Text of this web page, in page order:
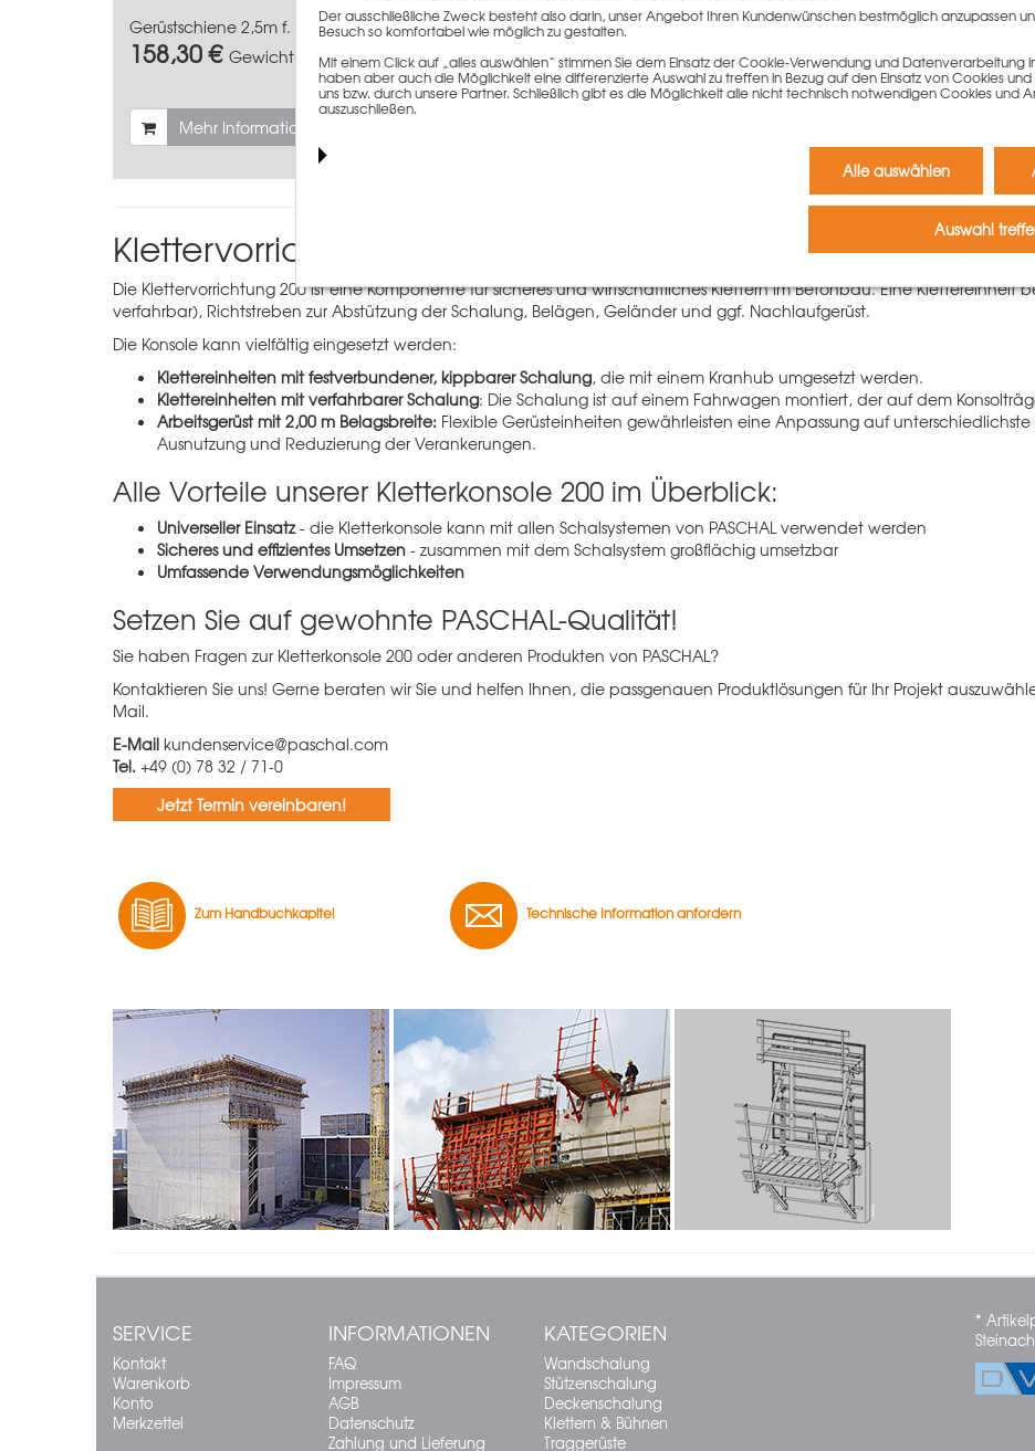
Gerüstschiene 2,5m f. Kk 2,0m kpl.
158,30 € Gewicht 20 kg
Mehr Informationen
Kletterkonsole 2,0m verf. kpl. f.
669,30 €Gewicht 61 kg
Zubehör Klettervorrichtung 200
ab 100,39 €
Klettervorrichtung 200 von PASCHAL
Die Klettervorrichtung 200 ist eine Komponente für sicheres und wirtschaftliches Klettern im Betonbau. Eine Klettereinheit
verfahrbar), Richtstreben zur Abstützung der Schalung, Belägen, Geländer und ggf. Nachlaufgerüst.
Die Konsole kann vielfältig eingesetzt werden:
Klettereinheiten mit festverbundener, kippbarer Schalung, die mit einem Kranhub umgesetzt werden.
Klettereinheiten mit verfahrbarer Schalung: Die Schalung ist auf einem Fahrwagen montiert, der auf dem
Arbeitsgerüst mit 2,00 m Belagsbreite: Flexible Gerüsteinheiten gewährleisten eine Anpassung auf
Ausnutzung und Reduzierung der Verankerungen.
Alle Vorteile unserer Kletterkonsole 200 im Überblick:
Universeller Einsatz- die Kletterkonsole kann mit allen Schalsystemen von PASCHAL verwendet werden
Sicheres und effizientes Umsetzen - zusammen mit dem Schalsystem großflächig umsetzbar
Umfassende Verwendungsmöglichkeiten
Setzen Sie auf gewohnte PASCHAL-Qualität!
Sie haben Fragen zur Kletterkonsole 200 oder anderen Produkten von PASCHAL?
Kontaktieren Sie uns! Gerne beraten wir Sie und helfen Ihnen, die passgenauen Produktlösungen für Ihr Projekt
Mail.
E-Mail kundenservice@paschal.com
Tel. +49 (0) 78 32 / 71-0
Jetzt Termin vereinbaren!
Zum Handbuchkapitel Technische Information anfordern
SERVICE
Kontakt
Warenkorb
Konto
Merkzettel
INFORMATIONEN
FAQ
Impressum
AGB
Datenschutz
Zahlung und Lieferung
KATEGORIEN
Wandschalung
Stützenschalung
Deckenschalung
Klettern & Bühnen
Traggerüste
*
Der ausschließliche Zweck besteht also darin, unser Angebot Ihren Kundenwünschen bestmöglich anzupassen
Besuch so komfortabel wie möglich zu gestalten.
Mit einem Click auf „alles auswählen“ stimmen Sie dem Einsatz der Cookie-Verwendung und Datenverarbeitung
haben aber auch die Möglichkeit eine differenzierte Auswahl zu treffen in Bezug auf den Einsatz von Cookies
uns bzw. durch unsere Partner. Schließlich gibt es die Möglichkeit alle nicht technisch notwendigen Cookies und
auszuschließen.
Alle auswählen
Auswahl